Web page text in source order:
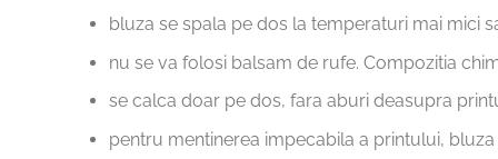
bluza se spala pe dos la temperaturi mai mici
nu se va folosi balsam de rufe. Compozitia
se calca doar pe dos, fara aburi deasupra
pentru mentinerea impecabila a printului,